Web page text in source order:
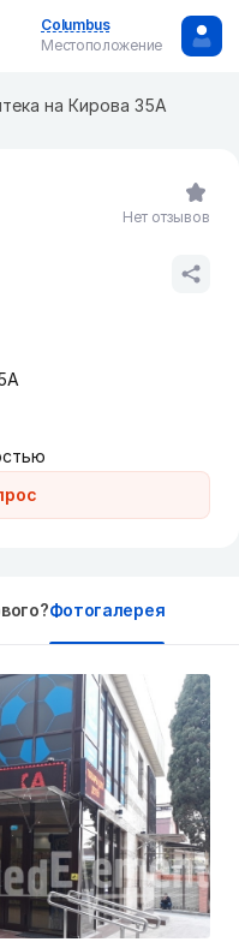
Columbus
Местоположение
на Кирова 35А
Нет отзывов
Фотогалерея